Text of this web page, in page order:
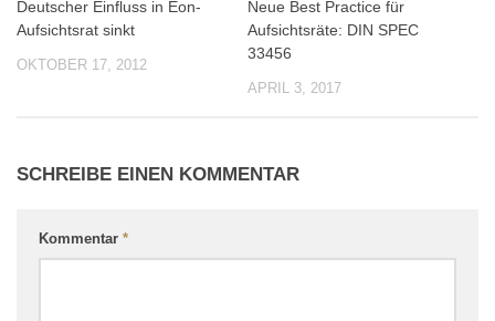
Deutscher Einfluss in Eon-
Aufsichtsrat sinkt
OKTOBER 17, 2012
Neue Best Practice für
Aufsichtsräte: DIN SPEC
33456
APRIL 3, 2017
SCHREIBE EINEN KOMMENTAR
Kommentar *